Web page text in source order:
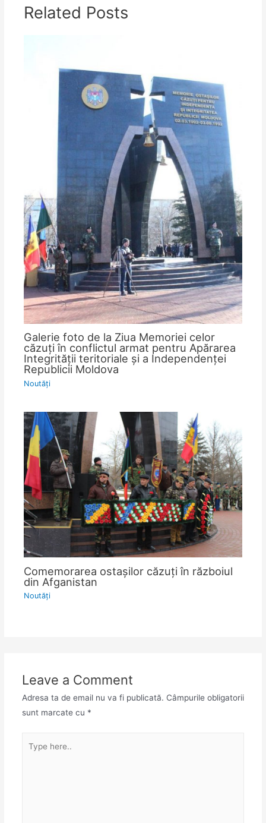
Related Posts
Galerie foto de la Ziua Memoriei celor
căzuţi în conflictul armat pentru Apărarea
Integrităţii teritoriale şi a Independenţei
Republicii Moldova
Noutăţi
Comemorarea ostașilor căzuți în războiul
din Afganistan
Noutăţi
Leave a Comment
Adresa ta de email nu va fi publicată. Câmpurile obligatorii
sunt marcate cu *
here..